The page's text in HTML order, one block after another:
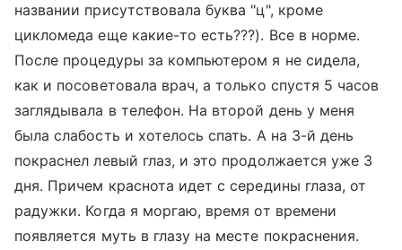
названии присутствовала буква "ц", кроме
цикломеда еще какие-то есть???). Все в норме.
После процедуры за компьютером я не сидела,
как и посоветовала врач, а только спустя 5 часов
заглядывала в телефон. На второй день у меня
была слабость и хотелось спать. А на 3-й день
покраснел левый глаз, и это продолжается уже 3
дня. Причем краснота идет с середины глаза, от
радужки. Когда я моргаю, время от времени
появляется муть в глазу на месте покраснения.